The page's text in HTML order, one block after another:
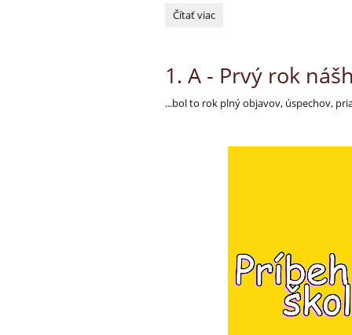
Rozlúčka
Čítať viac
1. A - Prvý rok
...bol to rok plný objavov, úspechov,